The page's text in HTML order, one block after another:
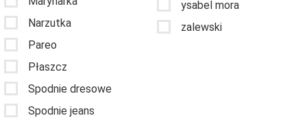
Narzutka
Pareo
Płaszcz
Spodnie dresowe
Spodnie jeans
ysabel mora
zalewski